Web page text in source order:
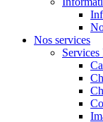
Nos services
Services